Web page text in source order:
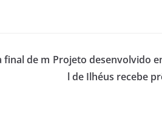
final de m Projeto desenvolvido
l de Ilhéus recebe